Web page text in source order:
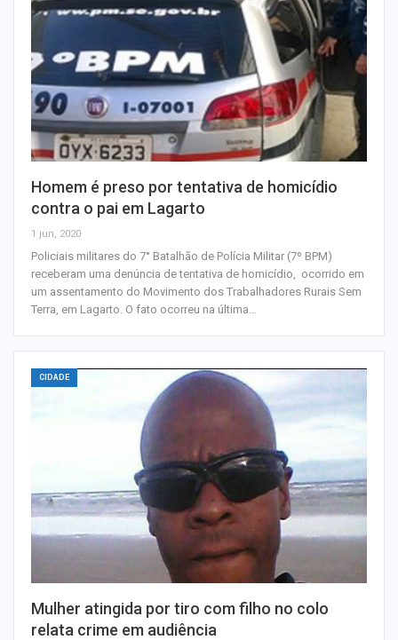
Homem é preso por tentativa de homicídio
contra o pai em Lagarto
1 jun, 2020
Policiais militares do 7° Batalhão de Polícia Militar (7º BPM)
receberam uma denúncia de tentativa de homicídio, ocorrido em
um assentamento do Movimento dos Trabalhadores Rurais Sem
Terra, em Lagarto. O fato ocorreu na última…
CIDADE
Mulher atingida por tiro com filho no colo
relata crime em audiência